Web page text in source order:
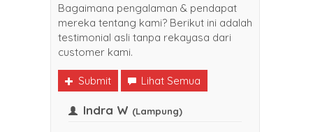
Bagaimana pengalaman & pendapat
mereka tentang kami? Berikut ini adalah
testimonial asli tanpa rekayasa dari
customer kami.
Submit Lihat Semua
Indra W